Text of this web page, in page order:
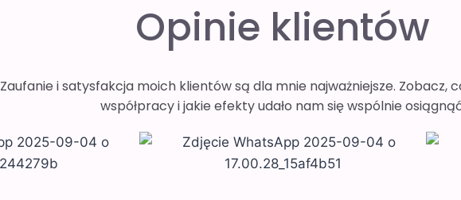
Opinie klientów
Zaufanie i satysfakcja moich klientów są dla mnie najważniejsze. Zobacz,
współpracy i jakie efekty udało nam się wspólnie